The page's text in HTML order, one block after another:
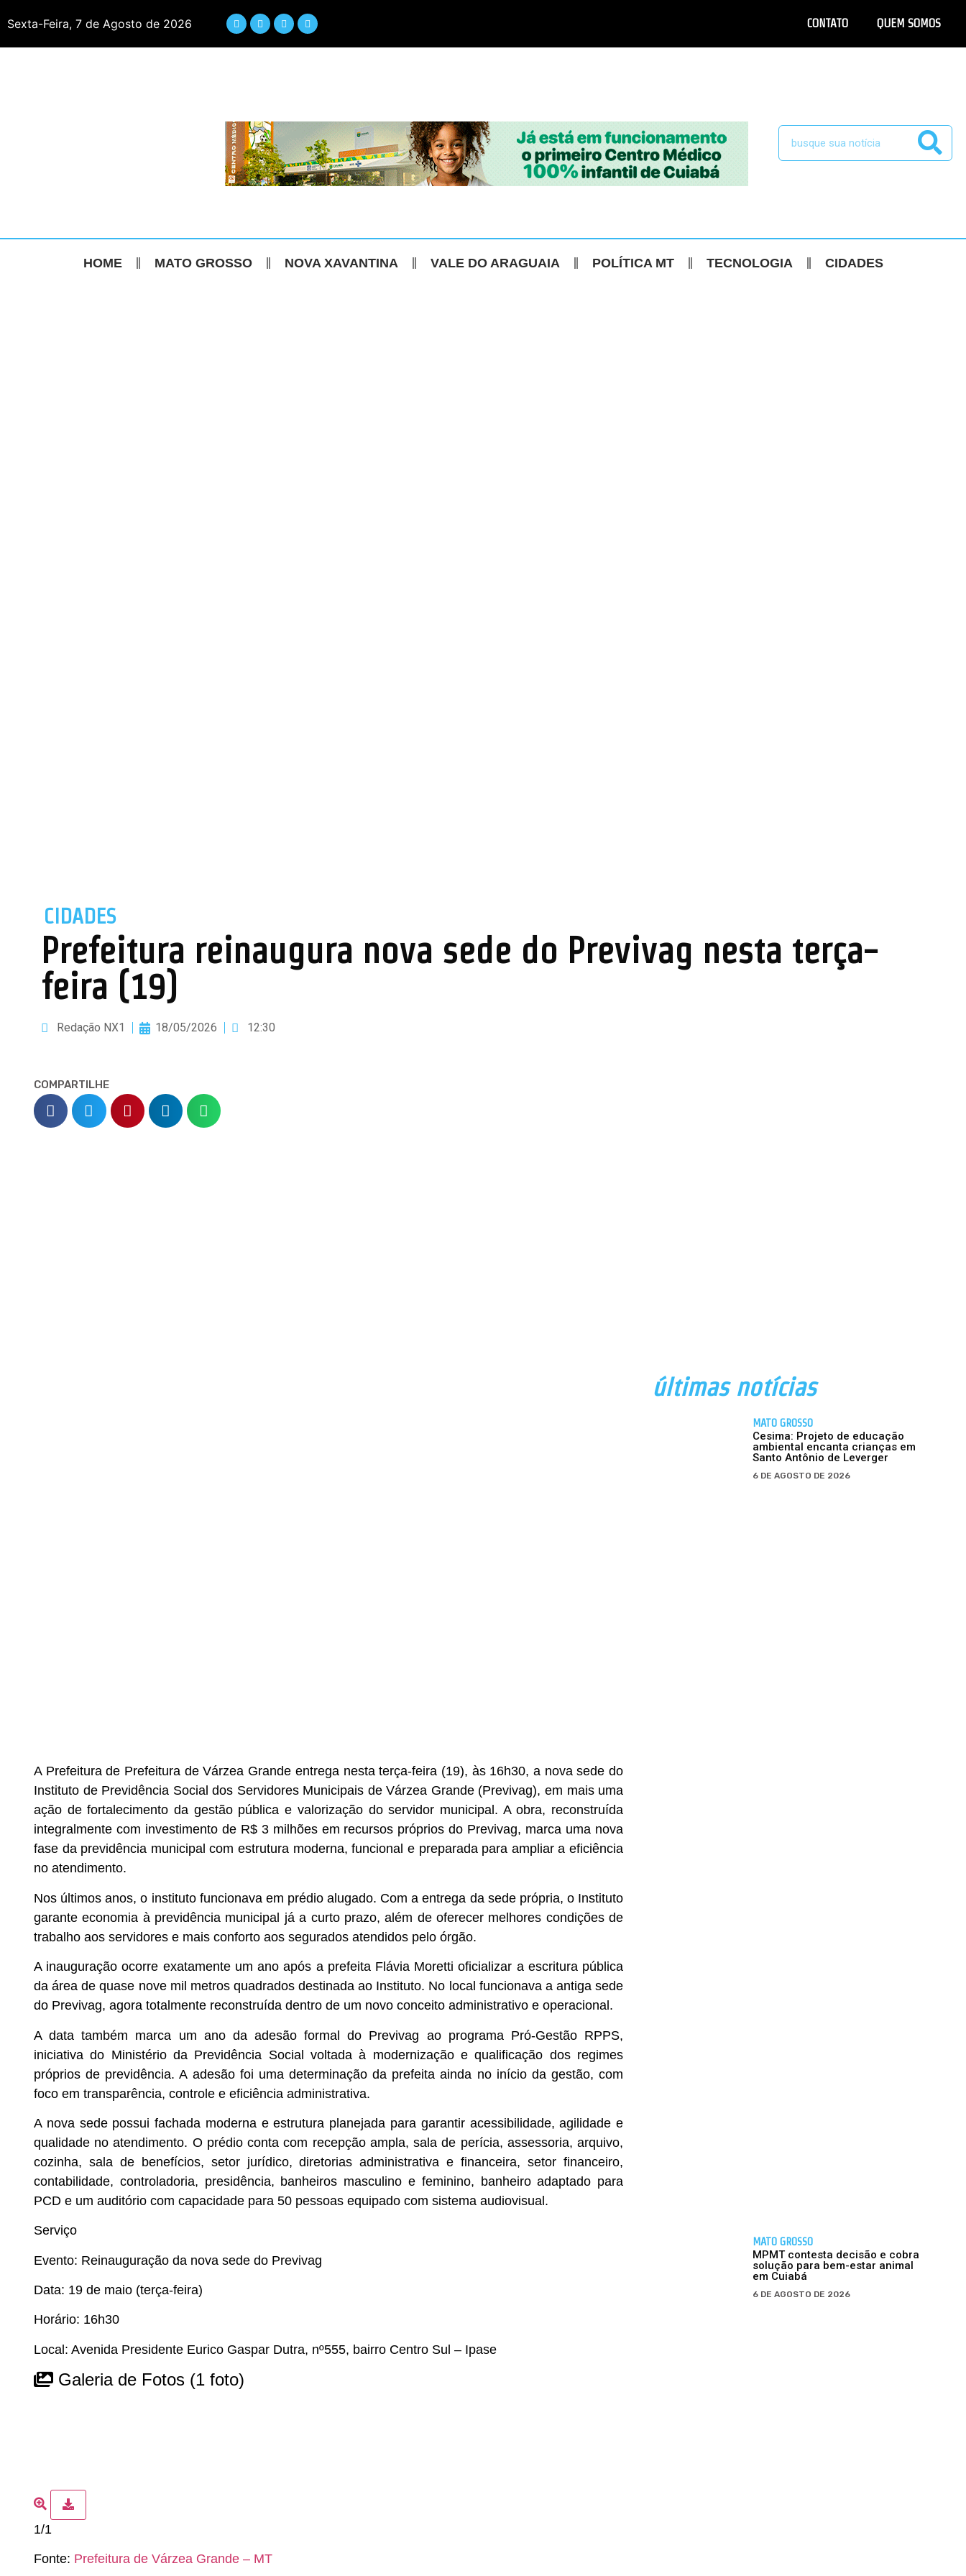
Sexta-Feira, 7 de Agosto de 2026 CONTATO QUEM SOMOS
HOME MATO GROSSO NOVA XAVANTINA VALE DO ARAGUAIA POLÍTICA MT TECNOLOGIA CIDADES
CIDADES
Prefeitura reinaugura nova sede do Previvag nesta terça-
feira (19)
Redação NX1 18/05/2026 12:30
COMPARTILHE
A Prefeitura de Prefeitura de Várzea Grande entrega nesta terça-feira (19), às 16h30, a nova sede do
Instituto de Previdência Social dos Servidores Municipais de Várzea Grande (Previvag), em mais uma
ação de fortalecimento da gestão pública e valorização do servidor municipal. A obra, reconstruída
integralmente com investimento de R$ 3 milhões em recursos próprios do Previvag, marca uma nova
fase da previdência municipal com estrutura moderna, funcional e preparada para ampliar a eficiência
no atendimento.
Nos últimos anos, o instituto funcionava em prédio alugado. Com a entrega da sede própria, o Instituto
garante economia à previdência municipal já a curto prazo, além de oferecer melhores condições de
trabalho aos servidores e mais conforto aos segurados atendidos pelo órgão.
A inauguração ocorre exatamente um ano após a prefeita Flávia Moretti oficializar a escritura pública
da área de quase nove mil metros quadrados destinada ao Instituto. No local funcionava a antiga sede
do Previvag, agora totalmente reconstruída dentro de um novo conceito administrativo e operacional.
A data também marca um ano da adesão formal do Previvag ao programa Pró-Gestão RPPS,
iniciativa do Ministério da Previdência Social voltada à modernização e qualificação dos regimes
próprios de previdência. A adesão foi uma determinação da prefeita ainda no início da gestão, com
foco em transparência, controle e eficiência administrativa.
A nova sede possui fachada moderna e estrutura planejada para garantir acessibilidade, agilidade e
qualidade no atendimento. O prédio conta com recepção ampla, sala de perícia, assessoria, arquivo,
cozinha, sala de benefícios, setor jurídico, diretorias administrativa e financeira, setor financeiro,
contabilidade, controladoria, presidência, banheiros masculino e feminino, banheiro adaptado para
PCD e um auditório com capacidade para 50 pessoas equipado com sistema audiovisual.
Serviço
Evento: Reinauguração da nova sede do Previvag
Data: 19 de maio (terça-feira)
Horário: 16h30
Local: Avenida Presidente Eurico Gaspar Dutra, nº555, bairro Centro Sul – Ipase
Galeria de Fotos (1 foto)
1/1
Fonte: Prefeitura de Várzea Grande – MT
últimas notícias
MATO GROSSO
Cesima: Projeto de educação
ambiental encanta crianças em
Santo Antônio de Leverger
6 DE AGOSTO DE 2026
MATO GROSSO
MPMT contesta decisão e cobra
solução para bem-estar animal
em Cuiabá
6 DE AGOSTO DE 2026